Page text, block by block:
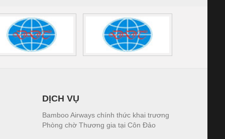
DỊCH VỤ
Bamboo Airways chính thức khai trương
Phòng chờ Thương gia tại Côn Đảo